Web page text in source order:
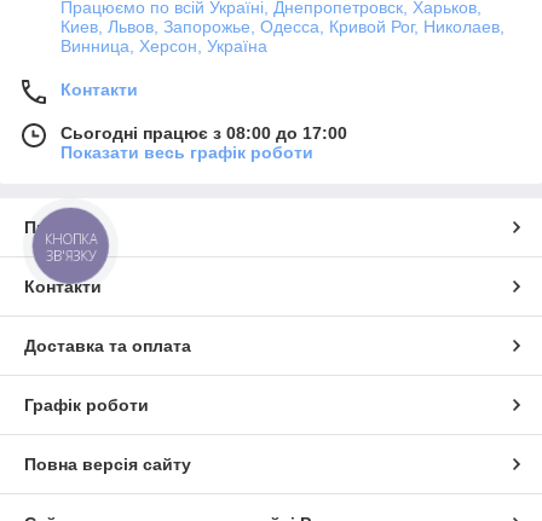
Працюємо по всій Україні, Днепропетровск, Харьков,
Киев, Львов, Запорожье, Одесса, Кривой Рог, Николаев,
Винница, Херсон, Україна
Контакти
Сьогодні працює з 08:00 до 17:00
Показати весь графік роботи
Про нас
Контакти
Доставка та оплата
Графік роботи
Повна версія сайту
КНОПКА
ЗВ'ЯЗКУ